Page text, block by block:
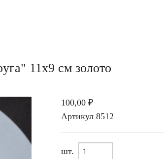
11х9 см золото
100,00 ₽
Артикул 8512
шт.